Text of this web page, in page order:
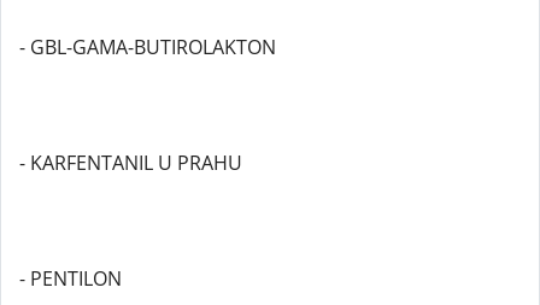
- GBL-GAMA-BUTIROLAKTON
- KARFENTANIL U PRAHU
- PENTILON